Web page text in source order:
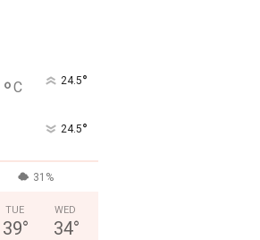
°C 24.5°
24.5°
31%
TUE
39°
WED
34°